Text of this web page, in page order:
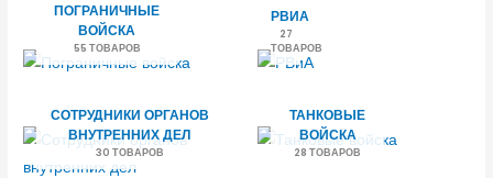
ПОГРАНИЧНЫЕ
ВОЙСКА
55 ТОВАРОВ
РВИА
27
ТОВАРОВ
СОТРУДНИКИ ОРГАНОВ
ВНУТРЕННИХ ДЕЛ
30 ТОВАРОВ
ТАНКОВЫЕ
ВОЙСКА
28 ТОВАРОВ